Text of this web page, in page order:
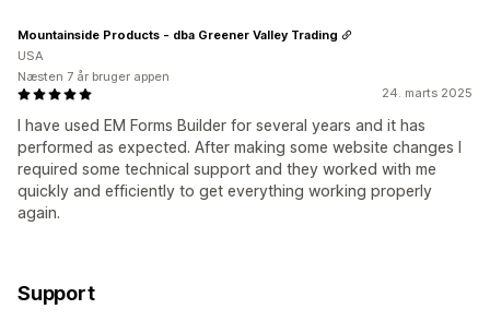
24. marts 2025
I have used EM Forms Builder for several years and it has
performed as expected. After making some website changes I
required some technical support and they worked with me
quickly and efficiently to get everything working properly
again.
Mountainside Products - dba Greener Valley Trading
USA
Næsten 7 år bruger appen
Support